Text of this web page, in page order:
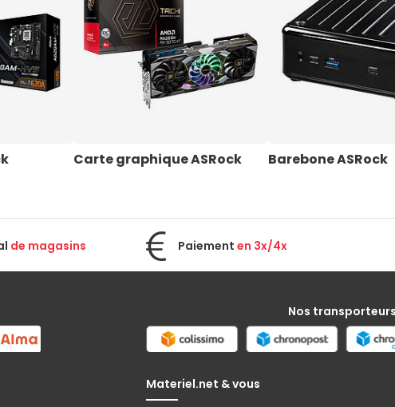
Carte graphique ASRock Barebone ASRock
de magasins Paiement en 3x/4x
Nos transporteurs
Materiel.net & vous